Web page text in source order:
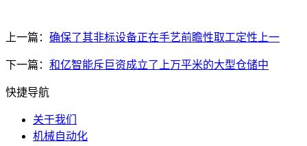
上一篇： 确保了其非标设备正在手艺前瞻性取工定性上一
下一篇： 和亿智能斥巨资成立了上万平米的大型仓储中
快捷导航
关于我们
机械自动化